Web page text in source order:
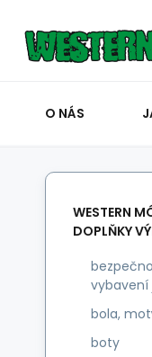
O NÁS
WESTERN
DOPLŇKY
vybavení
bola,
boty